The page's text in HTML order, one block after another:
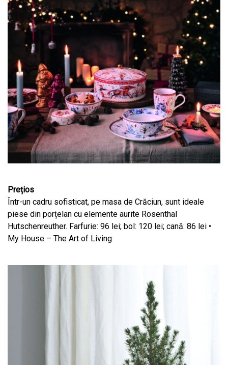
Prețios
Într-un cadru sofisticat, pe masa de Crăciun, sunt ideale
piese din porțelan cu elemente aurite Rosenthal
Hutschenreuther. Farfurie: 96 lei; bol: 120 lei; cană: 86 lei •
My House – The Art of Living